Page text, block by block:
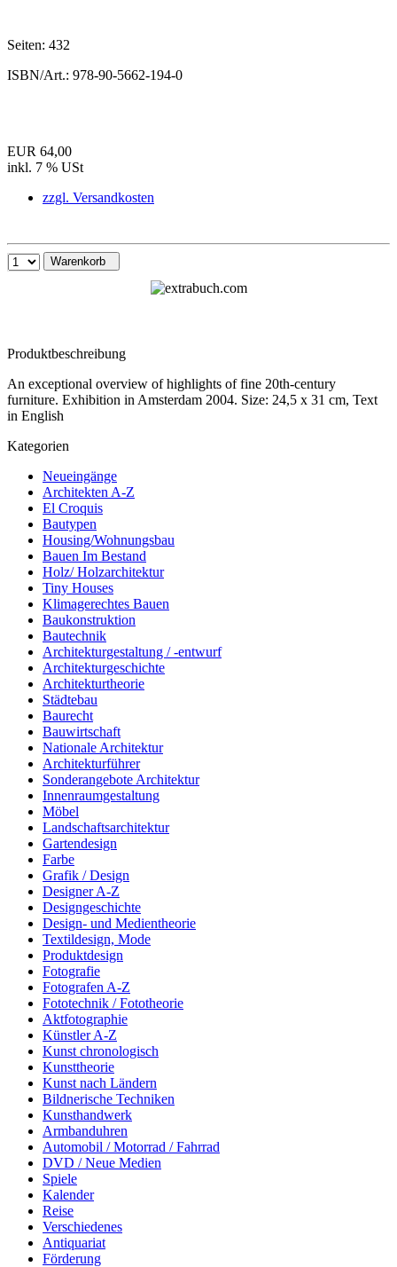
Seiten: 432
ISBN/Art.: 978-90-5662-194-0
EUR 64,00
inkl. 7 % USt
zzgl. Versandkosten
Warenkorb
Produktbeschreibung
An exceptional overview of highlights of fine 20th-century
furniture. Exhibition in Amsterdam 2004. Size: 24,5 x 31 cm, Text
in English
Kategorien
Neueingänge
Architekten A-Z
El Croquis
Bautypen
Housing/Wohnungsbau
Bauen Im Bestand
Holz/ Holzarchitektur
Tiny Houses
Klimagerechtes Bauen
Baukonstruktion
Bautechnik
Architekturgestaltung / -entwurf
Architekturgeschichte
Architekturtheorie
Städtebau
Baurecht
Bauwirtschaft
Nationale Architektur
Architekturführer
Sonderangebote Architektur
Innenraumgestaltung
Möbel
Landschaftsarchitektur
Gartendesign
Farbe
Grafik / Design
Designer A-Z
Designgeschichte
Design- und Medientheorie
Textildesign, Mode
Produktdesign
Fotografie
Fotografen A-Z
Fototechnik / Fototheorie
Aktfotographie
Künstler A-Z
Kunst chronologisch
Kunsttheorie
Kunst nach Ländern
Bildnerische Techniken
Kunsthandwerk
Armbanduhren
Automobil / Motorrad / Fahrrad
DVD / Neue Medien
Spiele
Kalender
Reise
Verschiedenes
Antiquariat
Förderung